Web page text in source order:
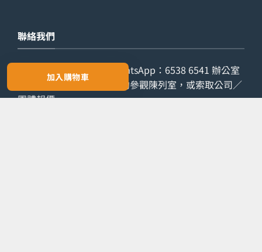
加入購物車
聯絡我們
查詢電話： 9029 7975 WhatsApp： 6538 6541 辦公室
2861 8762 歡迎預約參觀陳列室，或索取公司／
團體報價。